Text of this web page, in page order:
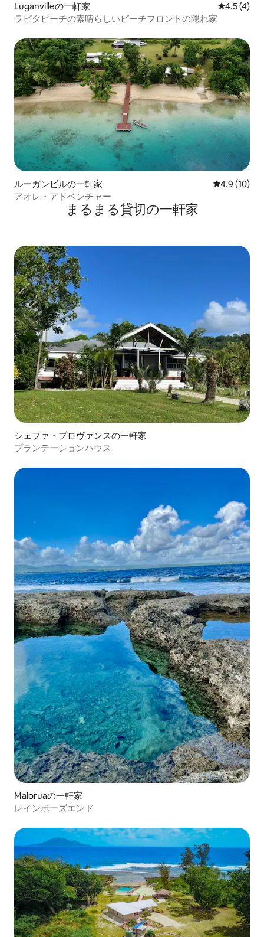
Luganvilleの一軒家 レビュー4
4.5 (4)
ラピタビーチの素晴らしいビーチフロントの隠れ家
ルーガンビルの一軒家 レビュー10
4.9 (10)
アオレ・アドベンチャー
まるまる貸切の一軒家
シェファ・プロヴァンスの一軒家
プランテーションハウス
Maloruaの一軒家
レインボーズエンド